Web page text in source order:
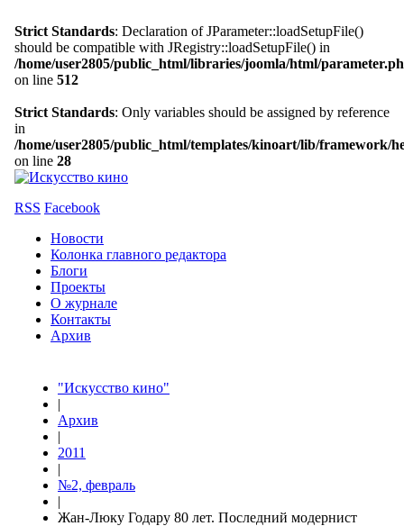
Strict Standards: Declaration of JParameter::loadSetupFile()
should be compatible with JRegistry::loadSetupFile() in
/home/user2805/public_html/libraries/joomla/html/
on line 512
Strict Standards: Only variables should be assigned by reference
in
/home/user2805/public_html/templates/kinoart/lib/framework/
on line 28
RSS Facebook
Новости
Колонка главного редактора
Блоги
Проекты
О журнале
Контакты
Архив
"Искусство кино"
|
Архив
|
2011
|
№2, февраль
|
Жан-Люку Годару 80 лет. Последний модернист